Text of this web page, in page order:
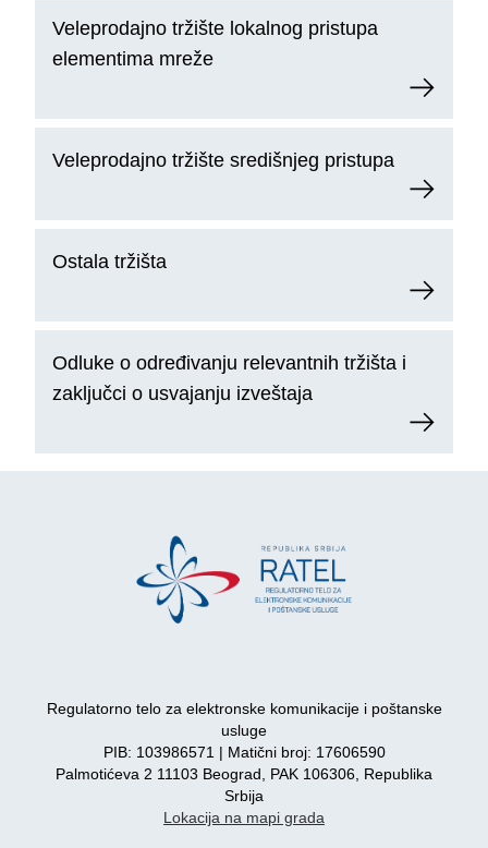
Veleprodajno tržište lokalnog pristupa
elementima mreže
Veleprodajno tržište središnjeg pristupa
Ostala tržišta
Odluke o određivanju relevantnih tržišta i
zaključci o usvajanju izveštaja
Regulatorno telo za elektronske komunikacije i poštanske
usluge
PIB: 103986571 | Matični broj: 17606590
Palmotićeva 2 11103 Beograd, PAK 106306, Republika
Srbija
Lokacija na mapi grada